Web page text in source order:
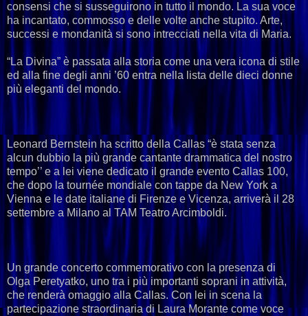
consensi che si susseguirono in tutto il mondo. La sua voce
ha incantato, commosso e delle volte anche stupito. Arte,
successi e mondanità si sono intrecciati nella vita di Maria.
“La Divina” è passata alla storia come una vera icona di stile
ed alla fine degli anni ’60 entra nella lista delle dieci donne
più eleganti del mondo.
Leonard Bernstein ha scritto della Callas “è stata senza
alcun dubbio la più grande cantante drammatica del nostro
tempo’’ e a lei viene dedicato il grande evento Callas 100,
che dopo la tournée mondiale con tappe da New York a
Vienna e le date italiane di Firenze e Vicenza, arriverà il 28
settembre a Milano al TAM Teatro Arcimboldi.
Un grande concerto commemorativo con la presenza di
Olga Peretyatko, uno tra i più importanti soprani in attività,
che renderà omaggio alla Callas. Con lei in scena la
partecipazione straordinaria di Laura Morante come voce